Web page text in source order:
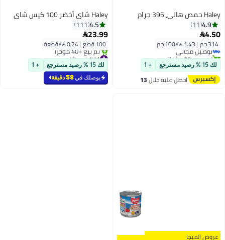
Haley حمص هالي، 395 جرام
4.9
11
4.50
314 جم |
توصيل مجاني
تم بيع +30 مؤخرًا
توصيل مجانيلك 15 % رصيد مسترجع + 1
احصل عليه خلال13
Haley شاي أخضر 100 كيس شاي
4.5
111
23.99
100 قطع |
#11 في شاي
بتخلّص بسرعة
تم بيع +40 مؤخرًا
#11 في شاي
لك 15 % رصيد مسترجع + 1
يوصلك في58 دقيقة
عروض الميجا